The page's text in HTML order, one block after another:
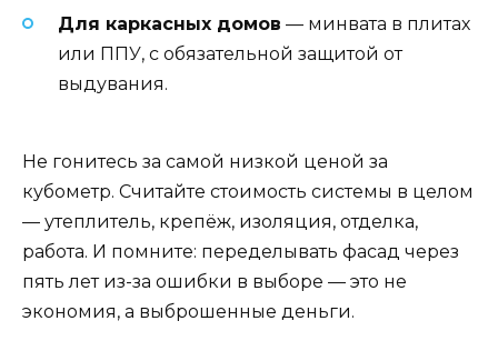
Для каркасных домов — минвата в плитах
или ППУ, с обязательной защитой от
выдувания.
Не гонитесь за самой низкой ценой за
кубометр. Считайте стоимость системы в целом
— утеплитель, крепёж, изоляция, отделка,
работа. И помните: переделывать фасад через
пять лет из-за ошибки в выборе — это не
экономия, а выброшенные деньги.